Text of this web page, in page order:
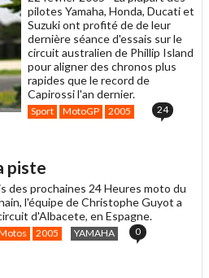
ami
pilotes Yamaha, Honda, Ducati et
Suzuki ont profité de de leur
dernière séance d'essais sur le
circuit australien de Phillip Island
pour aligner des chronos plus
rapides que le record de
Capirossi l'an dernier.
Sport MotoGP 2005 24
piste
des prochaines 24 Heures moto du
l'équipe de Christophe Guyot a
d'Albacete, en Espagne.
2005 YAMAHA 0